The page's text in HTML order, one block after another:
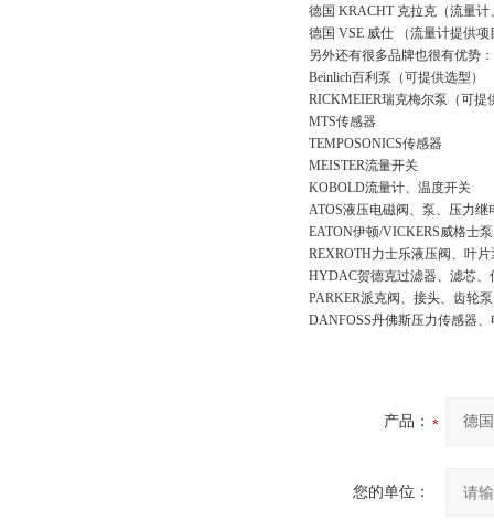
德国 KRACHT 克拉克（流量
德国 VSE 威仕 （流量计提供
另外还有很多品牌也很有优势：
Beinlich百利泵（可提供选型）
RICKMEIER瑞克梅尔泵（可提
MTS传感器
TEMPOSONICS传感器
MEISTER流量开关
KOBOLD流量计、温度开关
ATOS液压电磁阀、泵、压力继
EATON伊顿/VICKERS威格士
REXROTH力士乐液压阀、叶片
HYDAC贺德克过滤器、滤芯、
PARKER派克阀、接头、齿轮泵
DANFOSS丹佛斯压力传感器、
产品：
您的单位：